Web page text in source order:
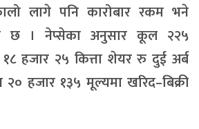
लागे पनि कारोबार रकम भने
छ । नेप्सेका अनुसार कूल २२५
हजार २५ कित्ता शेयर रु दुई अर्ब
हजार १३५ मूल्यमा खरिद–बिक्री